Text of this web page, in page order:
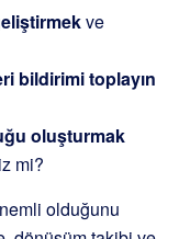
ve
bildirimi toplayın
oluşturmak
mi?
olduğunu